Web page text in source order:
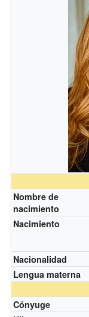
Nombre de
nacimiento
Nacimiento
Nacionalidad
Lengua materna
Cónyuge